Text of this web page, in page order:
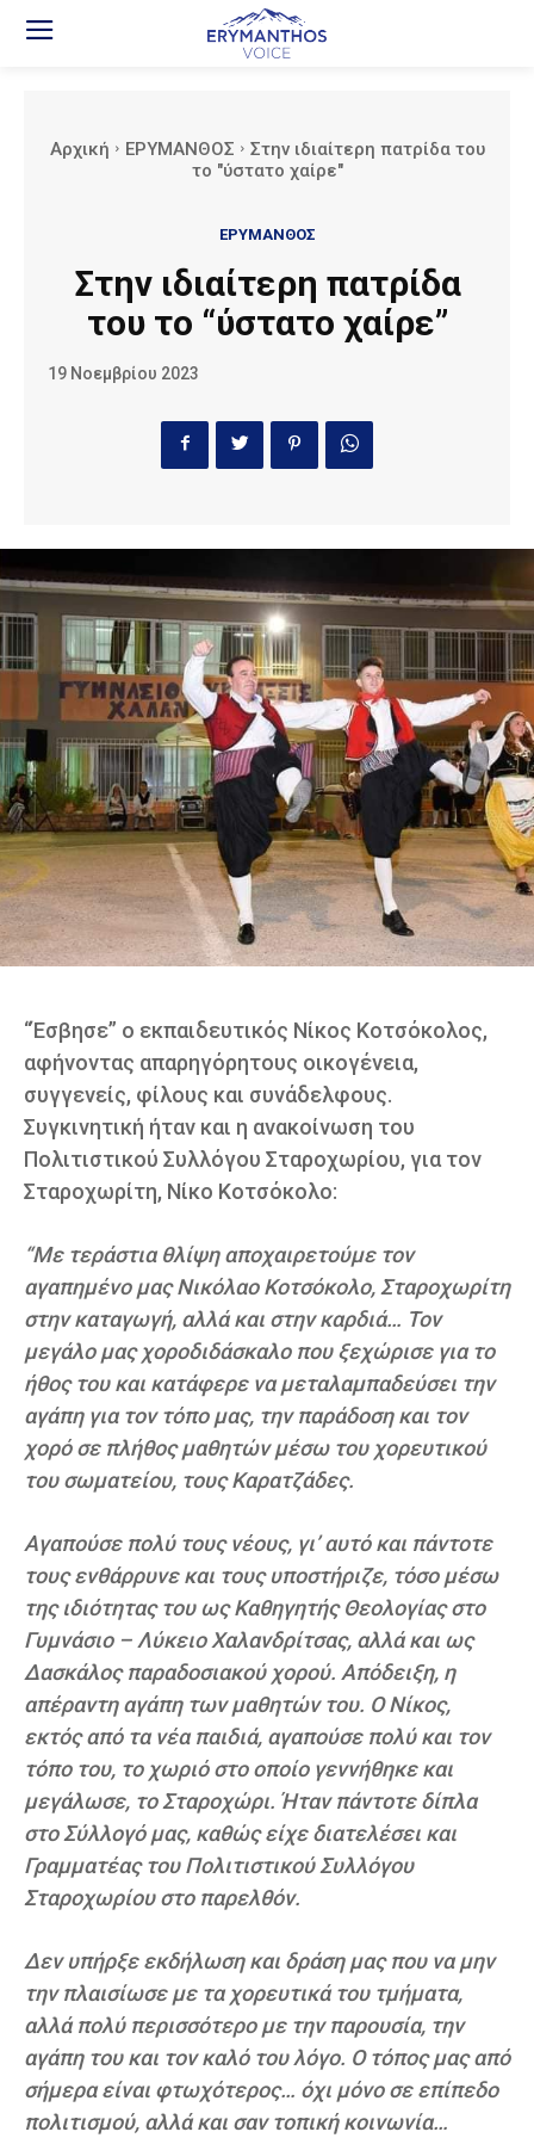
Αρχική ΕΡΥΜΑΝΘΟΣ
Στην ιδιαίτερη πατρίδα του
το "ύστατο χαίρε"
ΕΡΥΜΑΝΘΟΣ
Στην ιδιαίτερη πατρίδα
του το “ύστατο χαίρε”
19 Νοεμβρίου 2023
“Έσβησε” ο εκπαιδευτικός Νίκος Κοτσόκολος,
αφήνοντας απαρηγόρητους οικογένεια,
συγγενείς, φίλους και συνάδελφους.
Συγκινητική ήταν και η ανακοίνωση του
Πολιτιστικού Συλλόγου Σταροχωρίου, για τον
Σταροχωρίτη, Νίκο Κοτσόκολο:
“Με τεράστια θλίψη αποχαιρετούμε τον
αγαπημένο μας Νικόλαο Κοτσόκολο, Σταροχωρίτη
στην καταγωγή, αλλά και στην καρδιά… Τον
μεγάλο μας χοροδιδάσκαλο που ξεχώρισε για το
ήθος του και κατάφερε να μεταλαμπαδεύσει την
αγάπη για τον τόπο μας, την παράδοση και τον
χορό σε πλήθος μαθητών μέσω του χορευτικού
του σωματείου, τους Καρατζάδες.
Αγαπούσε πολύ τους νέους, γι’ αυτό και πάντοτε
τους ενθάρρυνε και τους υποστήριζε, τόσο μέσω
της ιδιότητας του ως Καθηγητής Θεολογίας στο
Γυμνάσιο – Λύκειο Χαλανδρίτσας, αλλά και ως
Δασκάλος παραδοσιακού χορού. Απόδειξη, η
απέραντη αγάπη των μαθητών του. Ο Νίκος,
εκτός από τα νέα παιδιά, αγαπούσε πολύ και τον
τόπο του, το χωριό στο οποίο γεννήθηκε και
μεγάλωσε, το Σταροχώρι. Ήταν πάντοτε δίπλα
στο Σύλλογό μας, καθώς είχε διατελέσει και
Γραμματέας του Πολιτιστικού Συλλόγου
Σταροχωρίου στο παρελθόν.
Δεν υπήρξε εκδήλωση και δράση μας που να μην
την πλαισίωσε με τα χορευτικά του τμήματα,
αλλά πολύ περισσότερο με την παρουσία, την
αγάπη του και τον καλό του λόγο. Ο τόπος μας από
σήμερα είναι φτωχότερος… όχι μόνο σε επίπεδο
πολιτισμού, αλλά και σαν τοπική κοινωνία…